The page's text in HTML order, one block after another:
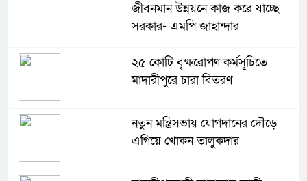
জীবনমান উন্নয়নে কাজ করে যাচ্ছে
সরকার- এমপি জাহান্দার
২৫ কোটি বৃক্ষরোপণ কর্মসূচিতে
মাদারীপুরে চারা বিতরণ
নতুন মন্ত্রিসভায় যোগদানের দৌড়ে
এগিয়ে খোকন তালুকদার